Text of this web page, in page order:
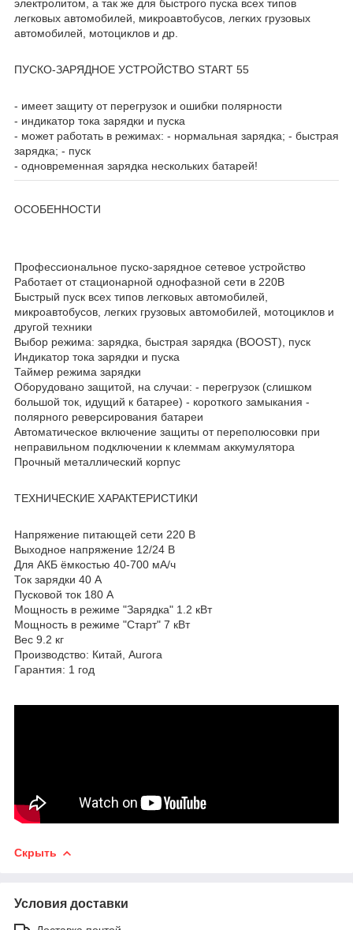
электролитом, а так же для быстрого пуска всех типов
легковых автомобилей, микроавтобусов, легких грузовых
автомобилей, мотоциклов и др.
ПУСКО-ЗАРЯДНОЕ УСТРОЙСТВО START 55
- имеет защиту от перегрузок и ошибки полярности
- индикатор тока зарядки и пуска
- может работать в режимах: - нормальная зарядка; - быстрая
зарядка; - пуск
- одновременная зарядка нескольких батарей!
ОСОБЕННОСТИ
Профессиональное пуско-зарядное сетевое устройство
Работает от стационарной однофазной сети в 220В
Быстрый пуск всех типов легковых автомобилей,
микроавтобусов, легких грузовых автомобилей, мотоциклов и
другой техники
Выбор режима: зарядка, быстрая зарядка (BOOST), пуск
Индикатор тока зарядки и пуска
Таймер режима зарядки
Оборудовано защитой, на случаи: - перегрузок (слишком
большой ток, идущий к батарее) - короткого замыкания -
полярного реверсирования батареи
Автоматическое включение защиты от переполюсовки при
неправильном подключении к клеммам аккумулятора
Прочный металлический корпус
ТЕХНИЧЕСКИЕ ХАРАКТЕРИСТИКИ
Напряжение питающей сети 220 В
Выходное напряжение 12/24 В
Для АКБ ёмкостью 40-700 мА/ч
Ток зарядки 40 А
Пусковой ток 180 A
Мощность в режиме "Зарядка" 1.2 кВт
Мощность в режиме "Старт" 7 кВт
Вес 9.2 кг
Производство: Китай, Aurora
Гарантия: 1 год
Скрыть
Условия доставки